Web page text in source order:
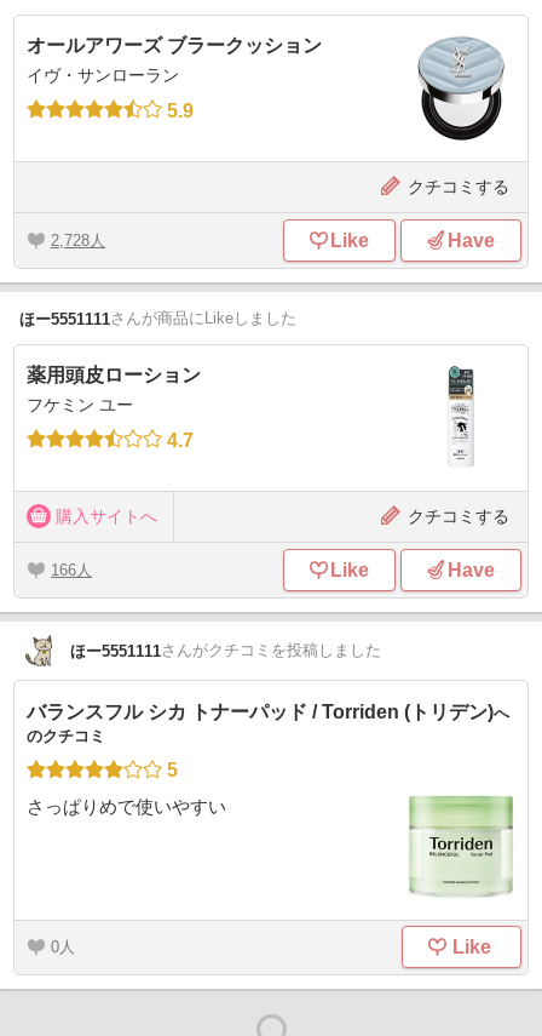
オールアワーズ ブラークッション
イヴ・サンローラン
5.9
クチコミする
2,728 Like Have
ほー5551111さんが商品にLikeしました
薬用頭皮ローション
フケミン ユー
4.7
購入サイトへ クチコミする
166 Like Have
ほー5551111さんがクチコミを投稿しました
バランスフル シカ トナーパッド / Torriden (トリデン)へ
のクチコミ
5
さっぱりめで使いやすい
0 Like